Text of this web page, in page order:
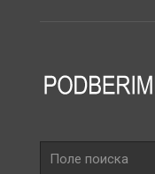
поиска